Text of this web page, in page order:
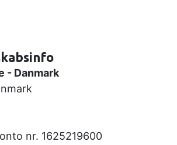
- Danmark
nr. 1625219600